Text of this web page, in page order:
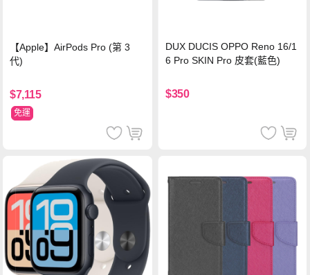
【Apple】AirPods Pro (第 3
代)
$7,115
免運
DUX DUCIS OPPO Reno 16/1
6 Pro SKIN Pro 皮套(藍色)
$350